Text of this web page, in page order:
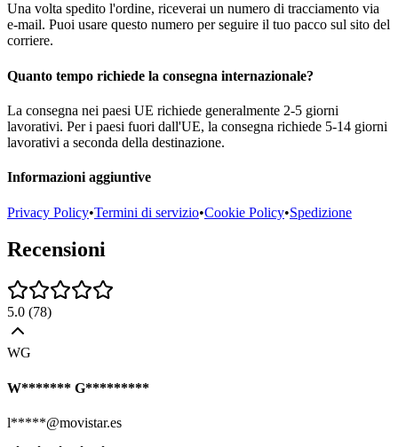
Una volta spedito l'ordine, riceverai un numero di tracciamento via
e-mail. Puoi usare questo numero per seguire il tuo pacco sul sito del
corriere.
Quanto tempo richiede la consegna internazionale?
La consegna nei paesi UE richiede generalmente 2-5 giorni
lavorativi. Per i paesi fuori dall'UE, la consegna richiede 5-14 giorni
lavorativi a seconda della destinazione.
Informazioni aggiuntive
Privacy Policy•Termini di servizio•Cookie Policy•Spedizione
Recensioni
5.0 (78)
WG
W******* G*********
l*****@movistar.es